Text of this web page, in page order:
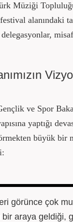
Müziği
alanındaki
ve Spor
yaptığı
büyük bir
görünce çok
bir araya geldiği,